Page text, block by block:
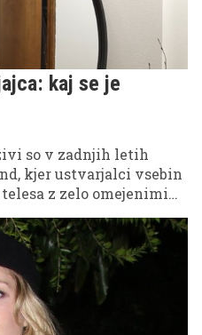
kaj se je
so v zadnjih letih
kjer ustvarjalci vsebin
z zelo omejenimi
kjer sta
skoraj izključno jajca.